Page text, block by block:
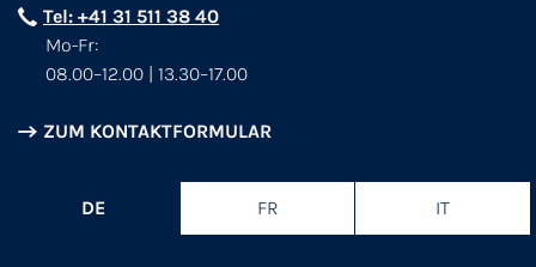
Tel: +41 31 511 38 40
Mo-Fr:
08.00–12.00 | 13.30–17.00
ZUM KONTAKTFORMULAR
DE FR IT